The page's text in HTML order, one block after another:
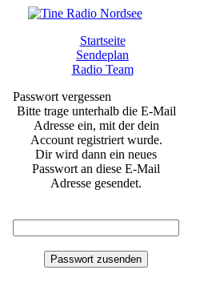
Startseite
Sendeplan
Radio Team
Passwort vergessen
Bitte trage unterhalb die E-Mail
Adresse ein, mit der dein
Account registriert wurde.
Dir wird dann ein neues
Passwort an diese E-Mail
Adresse gesendet.